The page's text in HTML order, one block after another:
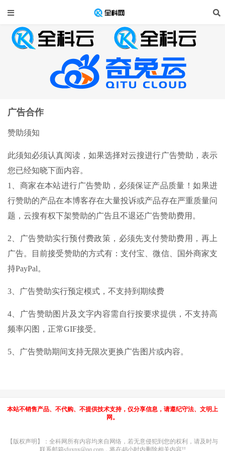
广告合作
赞助须知
此须知必须认真阅读，如果选择对云搜进行广告赞助，表示
您已经知晓下面内容。
1、商家在本站进行广告赞助，必须保证产品质量！如果进
行赞助的产品在本博客存在大量投诉或产品存在严重质量问
题，云搜有权下架赞助的广告且不退还广告赞助费用。
2、广告赞助实行预付费政策，必须先支付赞助费用，再上
广告。目前接受赞助的方式有：支付宝、微信、国外商家支
持PayPal。
3、广告赞助实行预定模式，不支持到期续费
4、广告赞助图片及文字内容需自行按要求提供，不支持高
频率闪图，正常GIF接受。
5、广告赞助期间支持无限次更换广告图片或内容。
本站不销售产品、不代购、不提供技术支持，仅分享信息，请遵纪守法、文明上
网。
【版权声明】：全科网所有内容均来自网络，若无意侵犯到您的权利，请及时与
联系邮箱sfuxpx@qq.com，将在48小时内删除相关内容!!